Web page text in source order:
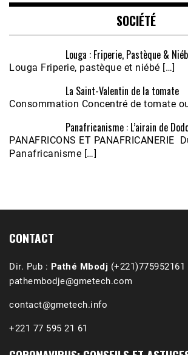
EMBED
Écoutez le parcours de Claudiane
Nobana (Podologue)
Feb 24, 2021 • 28mn
SOCIÉTÉ
Louga : Friperie, Pastèque &
Louga Friperie, pastèque et niébé […]
La Saint-Valentin de la tomate
Consommation Concentré de tomate
Panafricanisme : L’airain de
PANAFRICONS ET PANAFRICANERIE
Panafricanisme […]
CONTACT
Dir. Pub : Pathé Mbodj (+221)775952161
pathembodje@gmetech.com
contact@gmetech.info
+221 77 595 21 61